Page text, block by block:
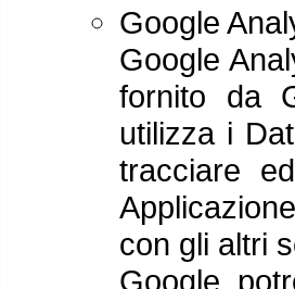
Google
Google
fornito da
utilizza i
tracciare
con gli altri
Google